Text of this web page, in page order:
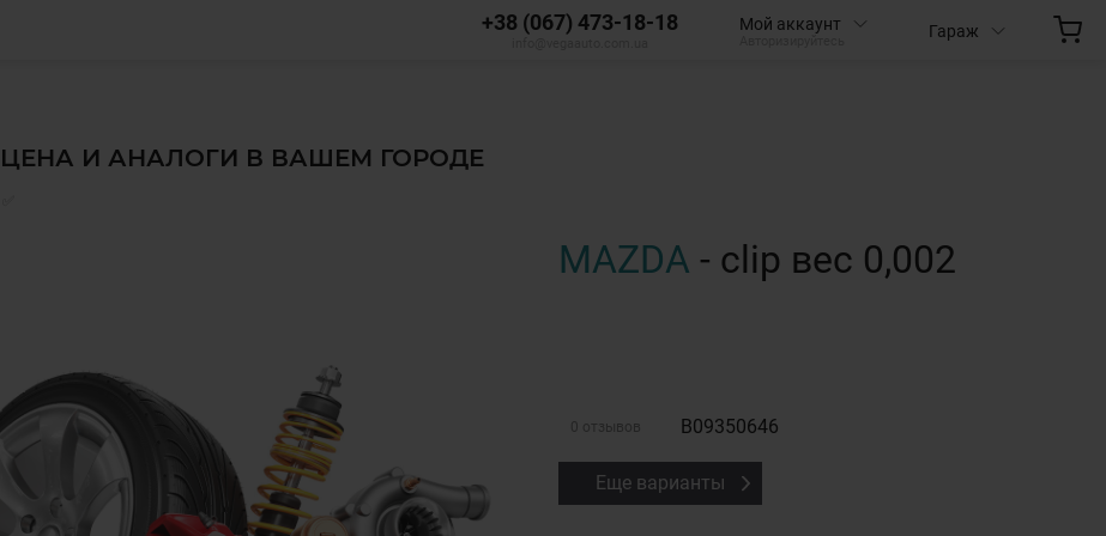
+38 (067) 473-18-18 Мой аккаунт Гараж
ЦЕНА И АНАЛОГИ В ВАШЕМ ГОРОДЕ
MAZDA - clip вес 0,002
0 отзывов B09350646
Еще варианты